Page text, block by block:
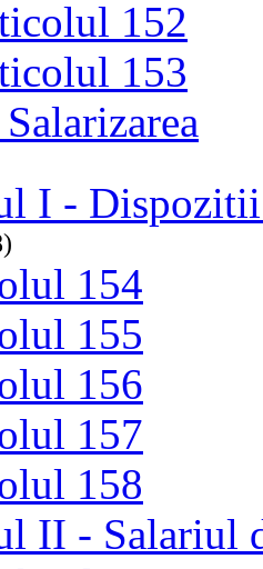
152
153
I - Dispozitii
154
155
156
157
158
II - Salariul